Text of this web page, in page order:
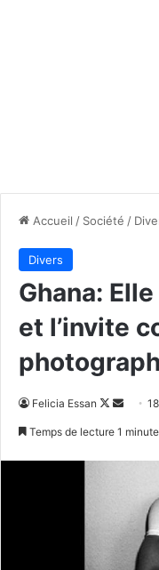
Accueil / Société /
Divers
Ghana:
et l’invite
Felicia Essan
Follow
Temps de lecture 1 minute